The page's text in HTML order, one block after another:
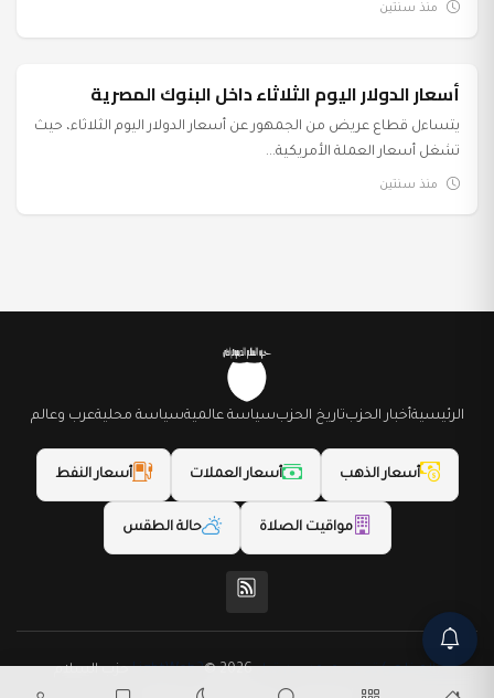
منذ سنتين
عرب وعالم
أسعار الدولار اليوم الثلاثاء داخل البنوك المصرية
يتساءل قطاع عريض من الجمهور عن أسعار الدولار اليوم الثلاثاء، حيث
تشغل أسعار العملة الأمريكية...
منذ سنتين
الرئيسيةأخبار الحزبتاريخ الحزبسياسة عالميةسياسة محليةعرب وعالم
أسعار الذهب أسعار العملات أسعار النفط
مواقيت الصلاة حالة الطقس
(المظهر) تم تصميمه من قِبل LightWeb2
© 2026 حزب السلام